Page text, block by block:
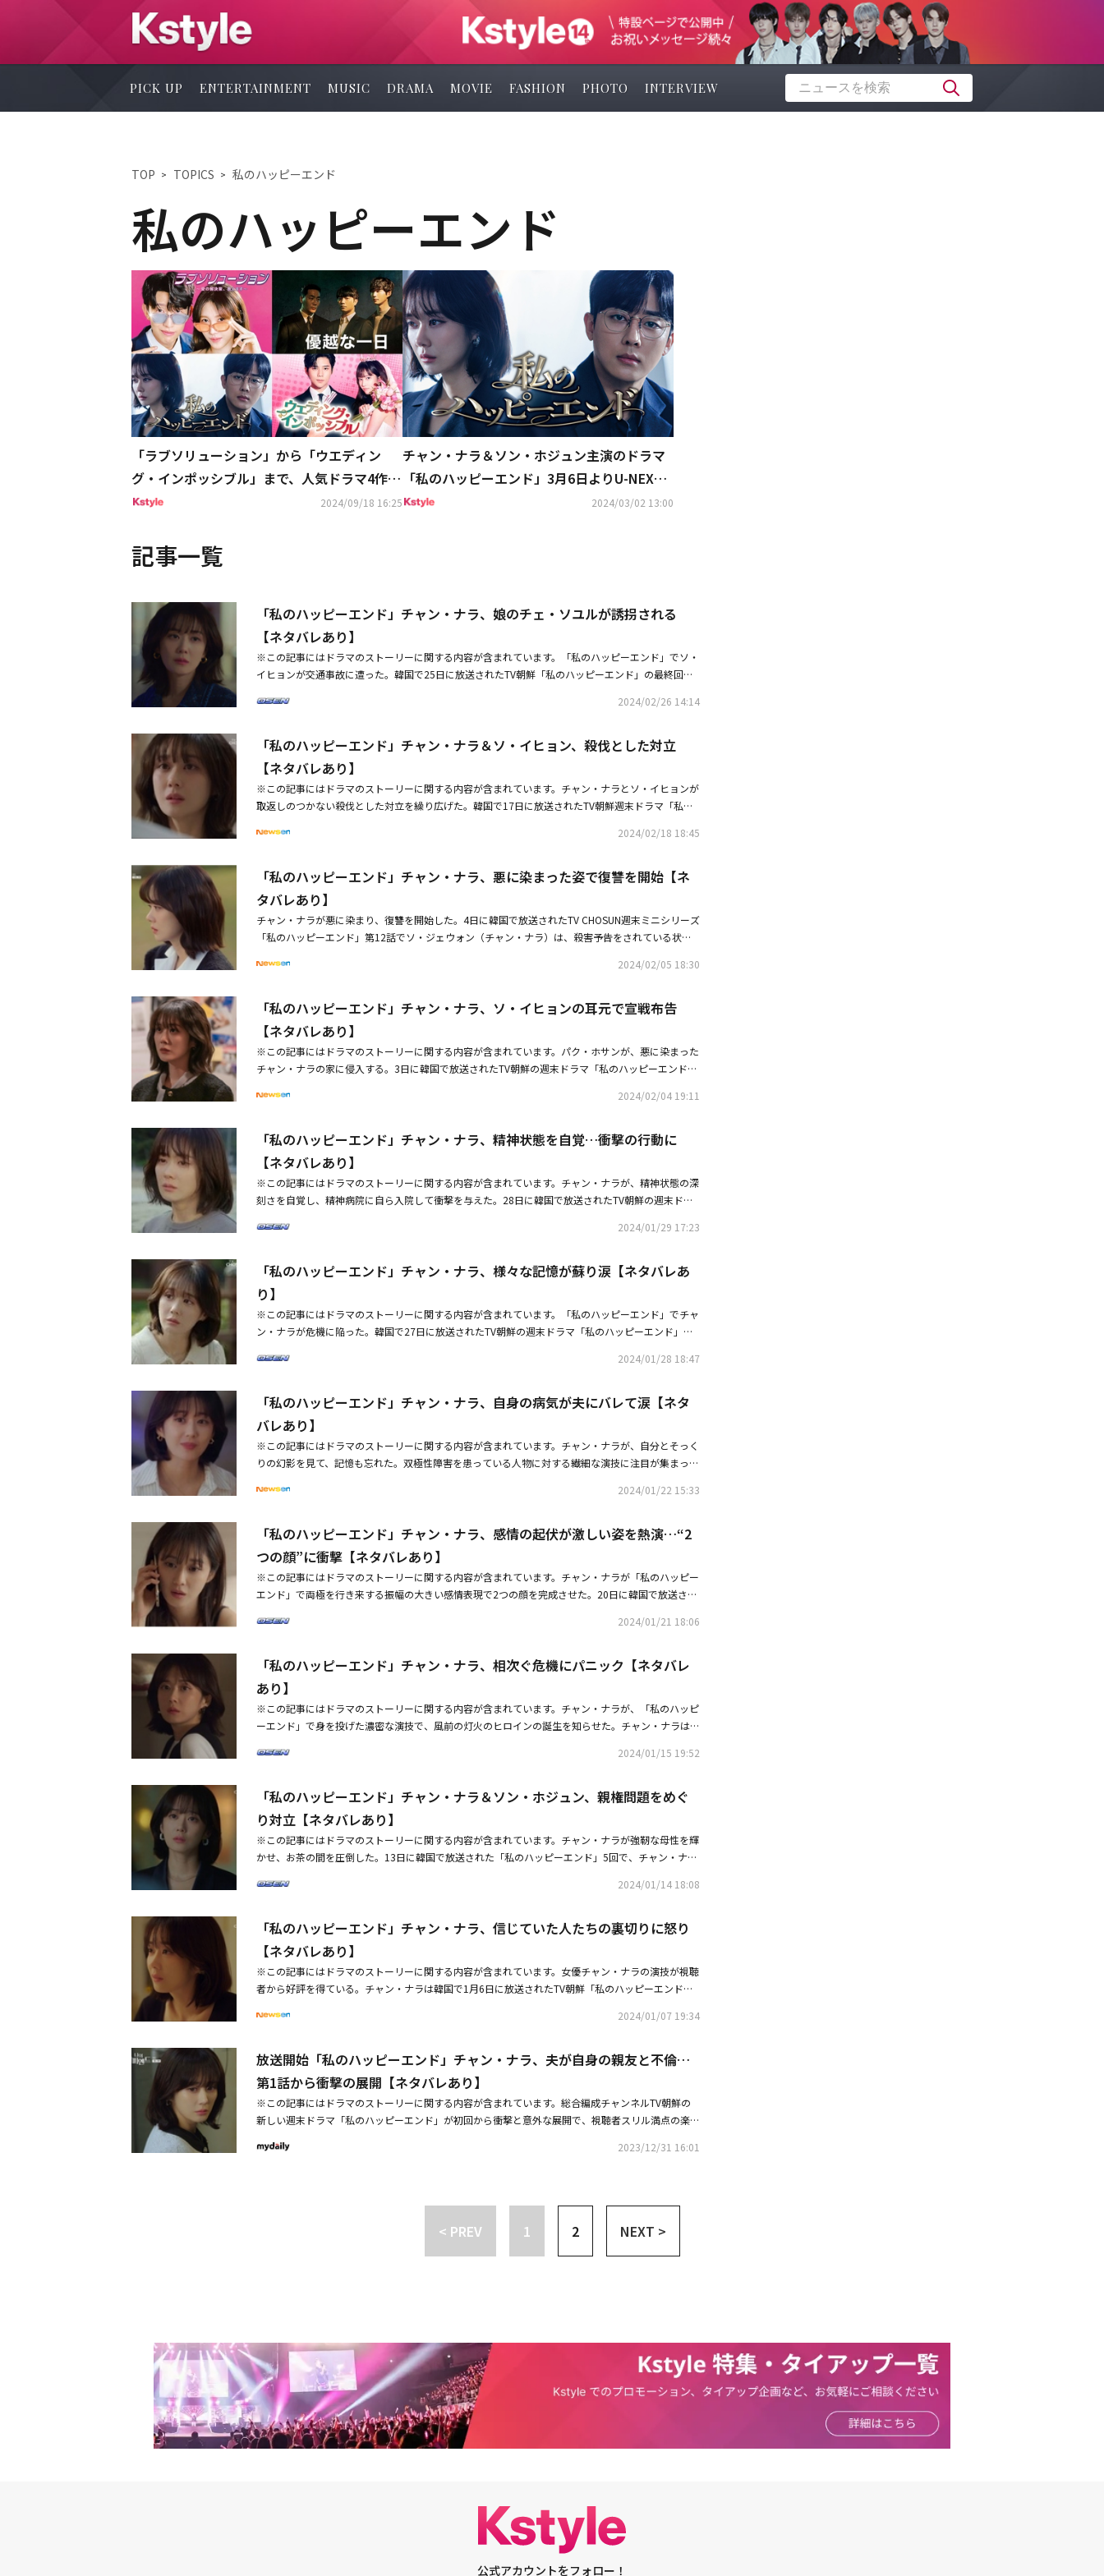
PICK UP ENTERTAINMENT MUSIC DRAMA MOVIE FASHION PHOTO INTERVIEW
TOP TOPICS 私のハッピーエンド
私のハッピーエンド
「ラブソリューション」から「ウエディン
グ・インポッシブル」まで、人気ドラマ4作品
が全国のゲオショップにてDVD先行レンタル
2024/09/18 16:25
チャン・ナラ＆ソン・ホジュン主演のドラマ
「私のハッピーエンド」3月6日よりU-NEXT
オリジナルとして日本初・独占配信2024/03/02 13:00
記事一覧
「私のハッピーエンド」チャン・ナラ、娘のチェ・ソユルが誘拐される
【ネタバレあり】
※この記事にはドラマのストーリーに関する内容が含まれています。「私のハッピーエンド」でソ・
イヒョンが交通事故に遭った。韓国で25日に放送されたTV朝鮮「私のハッピーエンド」の最終回で
ソユル）を拉致するシーンが描かれた。この日、クォン・ユンジンはホ・アリンが入国する時に合わ
いたが、クォン・ユンジンは「あえてそうする必要ある？ お母さんは今すごく忙しいんだって」と
し、「じゃあ、これはどう？ おばさんと楽しく遊んで、後でお母さんをびっくりさせよう」と提案
した。その間、ソ・ジェウォンはユン・テオ（イ・ギテク）に電話し、「クォン・ユンジンがアリン
ちゃんを連れて行った。何をするか分からない」と心配した。ユン・テオは「分かった。オ刑事にも
連絡する。落ち着いて運転に気をつけろ」と言った。オ・スジン（キム・スジン）はクォン・ユンジ
ンを追跡し始め、クォン・ユンジンはホ・アリンを連れてアイスクリーム店に向かった。ホ・アリン
たの」と打ち明けた。ホ・ユンジンは「人生は今日から始まりだと言う」と言い、クォン・ユンジン
は「アリンちゃんにまた会いたくなったらどうしよう」と意味深なことを言った。これに対し、ホ・
アリンは「また会えばいいでしょう」と言い、クォン・ユンジンは「そうだよ。また会えばいい。ア
メリカにいた時、誰に一番会いたかったの？」と聞いた。ホ・アリンは「父」とし「内緒だ。母が寂
くれないのか」と聞いたが、ホ・アリンは「何か理由があるんでしょう」と平然とした態度を見せ
た。ソ・ジェウォンは「アリンちゃんの毛先一本でも触ったらただじゃおかない」と怒り、クォン・
ユンジンは「久しぶりだね、興奮したソ・ジェウォン。アリンちゃんは無事だからあまり興奮する
な」と言った。ソ・ジェウォンは「欲しいものは何？」と聞き、クォン・ユンジンは「欲しいもの？
私、欲しいものなんかない。でも、アリンちゃんは何も知らなかったよ。スンヨンさんについて。知
っておくべきじゃない？ いつまで隠し通せると思う？」と言った。これに対し、ソ・ジェウォンは
た。クォン・ユンジンは「たわごと言わないで家に帰りなさい。アリンちゃんに会いたいんじゃない
リンは「きれいなおばさんがプレゼントも買ってくれて、アイスクリームもおいしかったし、楽しか
った」と言った。この話を聞いたユン・テオもソ・ジェウォンの家に来た。彼は「あなたに言いたい
は「今の私の状態では無理だと思う」とし「かなり前から考えていた。だからユン・テオ。私が今か
らあなたに非常に利己的なお願いをしようと思う」と話した。その後、クォン・ユンジンは突然交通
事故に遭った。彼女は「スンヨンさんも私にとって良いパートナーだったけれど、その前にあなたが
思い出した。1年後、ソ・ジェウォンは自身が担当した仕事を終えた後、代表を退任した。その代わ
りにユン・テオがドレブの新しい代表になった。
2024/02/26 14:14
「私のハッピーエンド」チャン・ナラ＆ソ・イヒョン、殺伐とした対立
【ネタバレあり】
※この記事にはドラマのストーリーに関する内容が含まれています。チャン・ナラとソ・イヒョンが
取返しのつかない殺伐とした対立を繰り広げた。韓国で17日に放送されたTV朝鮮週末ドラマ「私の
5％を記録した。この日の放送では、ソ・ジェウォン（チャン・ナラ）が夫ホ・スンヨン（ソン・ホ
クォン・ユンジン（ソ・イヒョン）が毒気で暴走し、恐ろしさを見せた。拉致されたジェウォンは目
の前に現れたヨンイクを見てすぐに「やっぱりあなただった。クォン・ヨンイク」と怒りをあらわに
したが、ヨンイクは「スンヨンの死は仕方なかったと言えば、信じてくれる？ あれは事故だった」
と言い訳を並べた。スンヨンを殺した犯人がヨンイクであることを確認したジェウォンは「ユンジン
の過ちを隠すために。あなたの出世のためにスンヨンさんを殺したんでしょう」と悲痛な涙を流し、
興奮したヨンイクは「スンヨンはあなたが死なせたんだ」と責任転嫁し、ジェウォンの口に農薬を注
ヨンイクを待って迎えた後、「結局、何もできずに来てしまったんですね？」と責めるように笑い、
その時現れたヨンイクの弁護士は、ユンジンにすべてを相続するという遺言状を渡した。ユンジンは
「当然、私に来るのが順でしょう。使いを果たしたのです」と明るい笑顔を見せ、娘に裏切られたヨ
ンイクは虚しい笑いをあげた。その間、病院で目覚めたジェウォンはテオの拉致と共にヨンイクが自
ボタンにカメラを入れておいたのだ。続いてジェウォンとテオは積極的な捜査意思を表すオ・スジン
疑応答を受けていたところ、委員長から「最近、ソ・ジェウォン事件に対する犯人という話がありま
した」という話を聞くと強く否定したが、ジェウォンが証人として登場し、ヨンイク長官が拉致事件
の犯人と断固に発言し、現場をざわつかせた彼女は、ボタンに仕込んだカメラで撮影したヨンイクの
動画を現場で再生し、ヨンイクは捏造された映像だと抗弁したが、やってきたオ刑事はヨンイクを
ソ・ジェウォンの拉致およびホ・スンヨン殺害嫌疑で緊急逮捕した。しかし、逮捕されたヨンイクは
ンジンのせいかというオ刑事の質問に「全部私がしました」と話しては口を閉ざした。その間、ジェ
会社でユンジンとユンジェが会った場面を思い出した後、ホ・スンヨン殺害現場にユンジンがいたこ
とを推理した。その後、ユンジンが急にジェウォンを訪問し、2人は殺伐とした攻防戦を繰り広げ
と怒りを抑え、一針し、ユンジンは「やはり図々しい。7年前のホテルであの人とあなたを見た瞬間
からこれまで私は一瞬も忘れたことがないのに」と反撃した。ジェウォンは自分の意思ではなかった
と答えたが、ユンジンは「あなたが先に私の大切なものを奪ったから、私も同じことをしただけ」と
「人が死んだの。勝つも負けるも何の意味がある」と泣き叫んだが、ユンジンは「あなたが知ってる
ことがすべてだと思わないで。今回も楽しみにしてて」と行ってしまい、ジェウォンの怒りを誘発し
た。そして放送の終り頃、ジェウォンとテオはペク・スンギュ（オ・ヒョンジュン）をこっそり映し
ておいた安全家屋の前に駆けつけている救急車とパトカーを見て不安に包まれた。テオが入った瞬
た。しかも、その時、血だらけになったユンジンが安全家屋からよろめきながら歩いてくる場面が繰
定した鳥肌のたつ狂気エンディングが盛り込まれ、これからやってくる波乱を予感させた。
2024/02/18 18:45
「私のハッピーエンド」チャン・ナラ、悪に染まった姿で復讐を開始【ネ
タバレあり】
チャン・ナラが悪に染まり、復讐を開始した。4日に韓国で放送されたTV CHOSUN週末ミニシリーズ
「私のハッピーエンド」第12話でソ・ジェウォン（チャン・ナラ）は、殺害予告をされている状況
視線を釘付けにした。作中、ソ・ジェウォンは、クォン・ユンジン（ソ・イヒョン）に対し、夫ホ・
ていると明かし、緊張感を与えた。続いて彼女は、ホ・スニョンの納骨堂に行って「スニョンさん、
罰は全て私が受けるから。あなたはアリンのことを守ってね」と切なく頼んだ。その際、ホ・スニョ
ンの死亡事件の捜査を担当しているオ刑事（キム・スジン）が現れて、ソ・ジェウォンにキム・サン
ボム（ホ・ヒョンギュ）の事故に関して聞くと、ソ・ジェウォンは「因果応報ではないでしょうか」
と聞き返した後、ホ・スニョンの事件に対しては冷たい表情で「取り調べは取調室でした方がいいと
思います」と答え、注目を集めた。その後ソ・ジェウォンは、クォン・ヨンイクの側近であるチョン
ニョンの死亡時刻とクォン・ユンジンのアリバイが一致してないという情報を得た。クォン・ヨンイ
クが動き出したことに気づいたソ・ジェウォンは、すぐにクォン・ヨンイクのところへ向かい、キ
ム・サンボムの事故をそそのかしたのかと探ったり、「私の夫のことも、そんなに急いで殺したんで
すか？ 守るべきものが多いから？」とストレートに挑発した。さらに彼女は「ユンジンは私ほどで
したか？」と、挑発した。その日の夕方、ソ・ジェウォンは自身の家に侵入したナム・テジュをホー
との証拠を渡して欲しいと提案した。しかし、ナム・テジュは突然ソ・ジェウォンの首を締め始め
た。その時現れたユン・テオがナム・テジュを制圧し、ソ・ジェウォンは危機から逃れた。脅迫が続
く状況でもソ・ジェウォンは屈せず、クォン・ヨンイクが顔色を伺っている政界の大物パク議員（イ
ム・ビョンギ）に会ってプレゼントを渡しながら懐柔し、クォン・ヨンイクの悪事に関する書類を渡
し、クォン・ヨンイクを失墜させるために奮闘した。結局、クォン・ヨンイクが運営するイェイン財
はこの機会を逃さず、クォン・ヨンイクに、クォン・ユンジンとクォン・ヨンイクがペク・スンギュ
知っていながらも隠蔽しようとしたと、クォン・ヨンイクを刺激した。それからソ・ジェウォンはク
ォン・ヨンイクに向かって「心を決めてから来てください。長官の席を守るか、あるいは娘を守る
ン・ヨンイクの部下に拉致される姿で、緊張感を高めた。気を失っていたソ・ジェウォンが目を覚ま
した後、目の前にいるクォン・ヨンイクを恐怖に満ちた瞳で見つめるシーンが、次回に対する好奇心
を高めた。
2024/02/05 18:30
「私のハッピーエンド」チャン・ナラ、ソ・イヒョンの耳元で宣戦布告
【ネタバレあり】
※この記事にはドラマのストーリーに関する内容が含まれています。パク・ホサンが、悪に染まった
チャン・ナラの家に侵入する。3日に韓国で放送されたTV朝鮮の週末ドラマ「私のハッピーエンド」
ン・ナラ）が、疑惑を抱くクォン・ユンジン（ソ・イヒョン）とクォン・ヨンイク（キム・ミョン
を忘れるつもりだ。あるひとつのことを忘れないために」と、断固たる態度を示した後、クォン・ユ
ンジンの展示会場を訪れ、彼女を激しく抱きしめながら耳打ちで宣戦布告をし、今後の展開に期待を
高めた。本日（4日）放送される第12話では、チャン・ナラが自分の家に侵入したソ・イヒョンの解
決者パク・ホサン（ナム・テジュ役）と対面する姿が描かれる。
2024/02/04 19:11
「私のハッピーエンド」チャン・ナラ、精神状態を自覚…衝撃の行動に
【ネタバレあり】
※この記事にはドラマのストーリーに関する内容が含まれています。チャン・ナラが、精神状態の深
刻さを自覚し、精神病院に自ら入院して衝撃を与えた。28日に韓国で放送されたTV朝鮮の週末ドラ
を記録した。この日の放送では、ソ・ジェウォン（チャン・ナラ）が夫ホ・スンヨン（ソン・ホジュ
ギョン（イム・ソヌ）が幻覚だったことを自覚し、驚愕する姿が描かれた。まず、ソ・ジェウォンは
霊安室でホ・スンヨンの遺体を確認した後、信じがたい夫の死に絶叫して泣き崩れる。警察の調査を
受けていたソ・ジェウォンは、毒死したホ・スンヨンの死因に関連し、先日購入した農薬のことを追
及されると、ホ・スンヨンに復讐するために購入した農薬の存在を思い出す。尋問していたイ刑事
（チョン・ジヌ）は、農薬の店を経営するソ・チャンソク（キム・ホンパ）の知人からソ・ジェウォ
ンが農薬を購入したという陳述を確保したとし、農薬購入の理由を問い詰め、ソ・ジェウォンの母親
問し、やりきれない気持ちで涙を流した。続く調査で独り言を言いながら不安そうな様子で担当弁護
士（ハ・ドグォン）とイ刑事を驚かせたソ・ジェウォンは、クォン・ユンジン（ソ・イヒョン）に面
会を要請し、クォン・ユンジンが目の前に座っているにもかかわらず、一人で壁に向かって話しか
け、不思議がられた。しかし、ソ・ジェウォンはクォン・ユンジンが出ていこうとした瞬間、手のひ
そばにはいつもあなたがいたのに。私のものを欲しがって奪おうと、私と私の家族のそばをうろうろ
しょ？」とストレートに言い、「私、記憶が戻ってきたから」とし、ソ・ジェウォンが記憶を忘れて
いると思っていたクォン・ユンジンの意表を突いた。これにクォン・ユンジンが「じゃあ、あなたも
知っているわね。スンヨンさんと私がお互いに愛し合っていたことを」と意気揚々と言うと、怒った
ソ・ジェウォンがビンタをしたが、むしろクォン・ユンジンは余裕ありげな笑顔を浮かべた。結局、
ソ・ジェウォンは証拠不十分で拘置所から出てきたが、待っていた記者たちからのフラッシュや質問
を車に乗せた。ソ・ジェウォンは娘のアリンに会いにユン・テオの車でソ・チャンソクの家に向かう
たソ・ジェウォンは、遊園地での幸せな会話、最後に見た彼の笑顔まで思い出し、ソ・ジェウォンは
自分の胸を叩き、「私が殺した。スンヨンさんを私が殺しちゃった」と絶叫した。翌日、ソ・ジェウ
向かった。海を眺めていた彼女は、子供の頃、母親がイチゴミルクに睡眠薬を入れることを目撃しな
がらも、そのミルクを飲んだ後、母親の腕に抱かれて海に引きずり込まれた瞬間を思い出し、苦しそ
うに涙を流した。そして「お母さん、これが本当にハッピーエンドなの？」と質問を投げかけた彼女
経営は危機を迎え、クォン・ヨンイク（キム・ミョンス）をはじめとする役員たちはソ・ジェウォン
を解任させるために株主総会を開いた。株主総会当日、「ドレブ」の株主として来たクォン・ユンジ
ンと遭遇したユン・テオは、「愛した男性を殺して、友人に濡れ衣を着せて、会社まで奪えて、嬉し
いんですか？」と一喝した。するとクォン・ユンジンは「とても嬉しいわ。『ドレブ』からソ・ジェ
なったのは、ソ・ジェウォンのせいではなく、あなた自身のせいだ」と言ったが、クォン・ユンジン
のそばにいたのは私だ」と悔しさをあらわにした。株主総会のことで不安になったソ・ジェウォン
疑問を投げかけた。同時にユン・テオはチョ・スギョンのもとを訪ね、ソ・ジェウォンから頼まれた
とし「代表の主治医で友人だと聞いた」と言ったが、チョ・スギョンは「ソ・ジェウォンさんとは個
人的な付き合いはない。会ったこともない」と衝撃を与えた。ユン・テオの話を聞いたソ・ジェウォ
ンは混乱し、チョ・スギョンに相談した数多くの時間を思い返した。すると彼女のそばにいたチョ・
た様子で「私はお母さんとは違う。絶対にこのままでは終わらせないから」と決意を表して自ら精神
病棟に入院し、今後のソ・ジェウォンの行方に注目が集まった。
2024/01/29 17:23
「私のハッピーエンド」チャン・ナラ、様々な記憶が蘇り涙【ネタバレあ
り】
※この記事にはドラマのストーリーに関する内容が含まれています。「私のハッピーエンド」でチャ
ン・ナラが危機に陥った。韓国で27日に放送されたTV朝鮮の週末ドラマ「私のハッピーエンド」第9
の日の放送ではソ・ジェウォン（チャン・ナラ）が徐々に戻った記憶で全ての真実を知った中、家族
ェウォンはクォン・ユンジン（ソ・イヒョン）がホ・スンヨンとユン・テオ（イ・ギテク）まで呼ん
だ夕食の席で妙な緊張感を感知し、「今、私に何か隠しているでしょう？」と質問した。するとクォ
ン・ユンジンは「あなたがデマだと信じたい2人の離婚？ それともホ・スンヨン教授のデザイン流出
事件？」と意味深に微笑んだ。それからオフィスに行ったソ・ジェウォンは、ネットで記事を検索し
ても全く思い出せず、チョ・スギョン（イム・ソヌ）から聞いた、自分のことをまるで他人のように
感じる症状を思い浮かべた。消された記憶が知りたいのかというチョ・スギョンの質問にソ・ジェウ
なった。結局ソ・ジェウォンは決心したように手帳を調べてナム・テジュ（パク・ホサン）の名刺を
発見し、会いたいと言った。ナム・テジュはソ・ジェウォンが初めて会う人のように接してきたり、
ソ・ジェウォン自身がホ・スンヨンのデザインが流出により追い立てた理由についても何も知らない
ような顔をして質問をすると当惑した。特にソ・ジェウォンはナム・テジュが送った映像と通話の録
か」と呟き、見る人を切なくさせた。帰宅したソ・ジェウォンは、ホ・スンヨンに離婚の記事と自身
に、どう考えても他人みたい。自分が怖い」と苦しみ、離婚しようとしたのは自分のせいだったのか
と聞いた。しかし「ただ僕はみんなを守りたかった」と真心を伝えるホ・スンヨンにソ・ジェウォン
は「これ以上聞かない。私だけが努力しているわけではないから。あなたもあまり無理しないで」と
ホ・スンヨンを慰めた。その後、ホ・スンヨンは娘のホ・アリン（チェ・ソユル）と一緒にソ・ジェ
ウォンの会社をサプライズ訪問し、3人は仲良く夕食を取りながら幸せな時間を満喫した。ホ・スン
まま戻らないでほしいって」と話した。ソ・ジェウォンは涙を流し、自身を慰めるホ・スニョンに
しその後、ホ・スンヨンはクォン・ユンジンの元彼キム・サンボム（ホ・ヒョンギュ）とホ・アリン
の遺伝子検査で親子関係が成立するという結果が出ると、茫然とした。怒りが湧いたホ・スンヨン
だ！」と激怒した。メチャクチャになって帰宅したホ・スンヨンは、ソ・ジェウォンにデートを提案
した。和気藹々とした雰囲気の中でソ・ジェウォンはホ・スンヨンに「ソ・ジェウォンの夫やアリン
の父として生きてもらって、本当にごめん」と誤った。ホ・スンヨンは「僕には仕事より、あなたと
を思い浮かべたソ・ジェウォンが「私が知ったら、アリンのことを失うの？」と混乱すると、ホ・ス
ンヨンは「今回だけは僕の選択を信じてほしい」とソ・ジェウォンを安心させた。翌日、ホ・スンヨ
ンは出勤しようとするソ・ジェウォンに「全部うまくいくから、楽な気持ちでいってらっしゃい」と
普段とは違う様子で見送り、振り返るソ・ジェウォンには明るい笑顔を見せて妙な感情を抱かせた。
なぜそんなことができるのかと責めると、クォン・ユンジンは冷たい表情で「その日、そのことで全
めていたホ・スンヨンはいきなり跪き、「ごめん。僕が間違っていた。僕が家族を守れるように一度
になれないなら、誰のものにもなってはいけない」と言い放った。一方、ソ・ジェウォンは会社では
なく、自身が墜落した橋に向かい、頭に浮かんでくるたくさんの記憶に混乱した。溺れた瞬間から
ホ・スンヨンとクォン・ユンジンの不倫の映像、娘の遺伝子検査の紙を確認した瞬間まで、全ての記
憶が戻ると、苦しそうに号泣した。その後、最後のシーンでは、目を覚ましたソ・ジェウォンが玄関
2024/01/28 18:47
「私のハッピーエンド」チャン・ナラ、自身の病気が夫にバレて涙【ネタ
バレあり】
※この記事にはドラマのストーリーに関する内容が含まれています。チャン・ナラが、自分とそっく
りの幻影を見て、記憶も忘れた。双極性障害を患っている人物に対する繊細な演技に注目が集まっ
ソ・ジェウォン役を演じ、繊細な心理描写を表現して好評を得ている。特に、21日に韓国で放送さ
去の経験や情報を突然思い出せない精神的な疾患）まで、精神的な問題を持つ人の面々を細かく描
き、没入感を高めた。まず、チャン・ナラは自分とそっくりのジェウォンの幻影を見て、幻影から
「終わりじゃない。新たな始まりだ。知ってるでしょう？ 今回が初めてじゃないから」という意味
深な言葉を聞いて、焦点のない目で遠くを見つめ、ジェウォンのミステリアスな雰囲気を増幅させ
た。翌日、ジェウォンは夫のホ・スンヨン（ソン・ホジュン）と友人のクォン・ユンジン（ソ・イヒ
ョン）の不倫を忘れて、2人に親しげに接し、スンヨンとユンジンはジェウォンの変わった姿を見て
ことがバレて、「私の心の重荷を一生背負わされるのが怖かった」と明かし、涙を流しながら体を震
わせ、隠したかった秘密がバレたジェウォンの心理を細かく表現した。ジェウォンはユンジンに、ス
ンヨンが自分の病気を知ったと話し、ユンジンから「あなたの夫もあなたに言えない秘密があるかも
しれない」という意味深なアドバイスを聞き、困惑を隠せなかった。家に戻ってきたジェウォンは、
た後、ネットで自分の離婚について検索した。そしてユンジンに会い、自分の離婚記事を見たと打ち
た中学校に一緒に行って、ふと嫌な過去を思い出して既視感を覚えた。それでもジェウォンはユンジ
ンへの感謝の気持ちを伝えて、ユンジンの夢である作家になれるように支援するという意志を示し
た。しかし、ユンジンに「ソ・ジェウォンになるのが夢だ」と言われ、ジェウォンは理解できないと
いう表情で彼女を見つめた。最後にジェウォンは、ユンジンがスンヨンとユン・テオ（イ・ギテク）
の前で、「ユン・テオはあなたのことが好きなのに知らなかったの？」という奇妙な話をする状況で
に似るらしいけど、アリンはお父さんに似ていないみたい」という驚きの発言をすると、ジェウォン
る好奇心を刺激した。チャン・ナラは、時には焦点のない目で、時には震える声でジェウォンの不安
定な心理状態を鋭く描き、多層的な熱演を披露した。特にジェウォンは、夫に双極性障害があること
現し、視聴者の心を掴んだ。
2024/01/22 15:33
「私のハッピーエンド」チャン・ナラ、感情の起伏が激しい姿を熱演…“2
つの顔”に衝撃【ネタバレあり】
※この記事にはドラマのストーリーに関する内容が含まれています。チャン・ナラが「私のハッピー
エンド」で両極を行き来する振幅の大きい感情表現で2つの顔を完成させた。20日に韓国で放送され
ホ・アリン（チェ・ソユル）が夫ホ・スンヨン（ソン・ホジュン）の子ではないという衝撃的な真実
起こした。まず、チャン・ナラは自身の娘がスンヨンの子ではないということに大きな衝撃を受けた
ジェウォンの混乱した心理をリアルに描いた。ジェウォンは「僕は君がこの世で一番苦しんでほし
い」というスンヨンの話を思い出しながら、7年前に事件が発生した日を振り返ったが、きちんと思
い出せない自分に苦しんだ。続いてジェウォンはスンヨンに最初のイベントの時にフィルムが切れた
ことを言い出しながら「本当に知らなかった。全く想像できなかった。あなたの子じゃないというの
は」と控え目に告白した。スンヨンが怒るとジェウォンは涙ぐみながら「ごめんね、本当にごめん」
ェウォンはスンヨンに離婚を提案した後、継父であるソ・チャンソク（キム・ホンパ）に会ってスン
ヨンと離婚しそうだと打ち明けた。チャンソクが「悪いことは考えないでほしい」と慰めると、ジェ
ウォンは「私は母とは違う」と答えた後チャンソクに、大変だったのに最後まで母のもとを離れなか
った理由を聞いた。そして自身のせいで離れなかったというチャンソクの答えに心を打たれたジェウ
ンの姿を思い出した後、号泣しながら悔恨を示した。結局、ジェウォンはスンヨンの前で跪き「アリ
うまく育ててほしい」とお願いしながら母性愛を表現した。ところがジェウォンは翌日から嬉しそう
な表情で日常生活を続け、疑問を抱かせた。今までのことは全部忘れて、笑顔でスンヨンとアリンに
接したのだ。鏡の前に立っていたジェウォンが顔に片手を当てたまま微笑んだ後、すぐに顔から手を
外して不慣れな眼差しで鏡を見つめる姿が流れ、ジェウォンにどのような変化があったのか好奇心を
高めた。チャン・ナラは「私のハッピーエンド」で隠されていた真実を知って衝撃を受ける姿から、
しながら代替できない演技力を証明した。「私のハッピーエンド」は韓国で毎週土、日曜日の午後9
2024/01/21 18:06
「私のハッピーエンド」チャン・ナラ、相次ぐ危機にパニック【ネタバレ
あり】
※この記事にはドラマのストーリーに関する内容が含まれています。チャン・ナラが、「私のハッピ
ーエンド」で身を投げた濃密な演技で、風前の灯火のヒロインの誕生を知らせた。チャン・ナラはT
を務めている。彼女は「ドレブ」を成功させる上で最も大きな力になったと信じていた人々の裏を見
放送された第6話で、ソ・ジェウォンは「ドレブ」のデザインを盗用したという理由で警察に告発さ
れたホ・スンヨン（ソン・ホジュン）に「方法がなかったの。あなたが拘束されたら、裁判官も考え
が変わるんでしょう」と冷たく言い、どうにかして監護権を確保したいジェウォンの切ない気持ちを
表した。しかし、その事件がニュースになると、ジェウォンはスンヨンが自分に言った「僕にそんな
ことを言う資格があると思うか？」という言葉を思い出して、混乱を感じた。また、ナム・テジュ
（パク・ホサン）が頼んでもいないチェ記者（イ・ドンジン）の話を持ち出し、実はソ・チャンソク
し、恐怖に怯えた。そしてジェウォンは、配偶者が精神病歴などを隠していた場合、離婚の事由にな
る可能性があるという弁護士の言葉に、家に駆けつけていって、金庫の中にあった薬を慌ててカバン
の中に入れた。また、スンヨンがアリン（チェ・ソンユル）は自分と一緒にいるべきだと主張する
と、ジェウォンはイライラしながら「お願いだから説明だけでもしてほしい。何があなたをこんなふ
獄で生きる気分をぜひ感じてほしい」と衝撃的な発言をし、ジェウォンは決意したようにテジュに彼
人前に立てて非難の世論を作れという弁護士のアドバイスに従い、クォン・ユンジン（ソ・イヒョ
ン）を会社に呼んで作家契約を提案し、毒舌を吐いた。その後、「イェイン財団後援の夜」に出席し
たジェウォンは、突然にして現れたテジュからスンヨンの通話記録と金融取引履歴を受け取り、ユ
ン・テオ（イ・ギテク）がスンヨンをデザイン盗用犯にする証拠を確保したという話に驚いた。そし
てステージに上がったジェウォンは、自分の前に座っていたユンジンと2階にいたスンヨンを発見
し、記者たちに向かって「本当に真実を知りたいんですか？」と話した。しかし、その瞬間、知らな
い番号から自分に関する写真と隠した薬、現在の写真が入ったメッセージが次々と届き、ショックを
も「ドリムバイオ」があることを発見して電話をかけた。その業者が親子鑑定業者であることを聞い
てショックを受けたジェウォンは、結果書が郵送されると聞いてすぐに家に向かい、家の中を探しま
た。チャン・ナラは、1話の中で決意と挫折感という極端な感情を繊細に描き、監護権確保のために
2024/01/15 19:52
「私のハッピーエンド」チャン・ナラ＆ソン・ホジュン、親権問題をめぐ
り対立【ネタバレあり】
※この記事にはドラマのストーリーに関する内容が含まれています。チャン・ナラが強靭な母性を輝
かせ、お茶の間を圧倒した。13日に韓国で放送された「私のハッピーエンド」5回で、チャン・ナラ
生きと描き、没入感を高めた。まず、チャン・ナラはクォン・ユンジン（ソ・イヒョン）との関係を
するソ・ジェウォンの動揺をリアルに描いた。ソ・ジェウォンは、ホ・シュンヨンがクォン・ユンジ
ンとの不倫と、ハ・チヨンになりすましたことを素直に認めたとき、「やめて！ あなたはもともと
こんなに残酷な人だったの？ 一体どうして私にこんなことをするの？」と興奮し、「私が何を間違
えたの？ 家族のために死ぬほど働いただけなのに、どうして私にこんなことをするの？」と言っ
た。さらに、ソ・ジェウォンは、ホ・スンヨンが何もいらないから離婚しようという言葉に泣いた
が、その中で「アリン（チェ・ソンユル）は死んでも渡さない」と断固たる発言をし、並々ならぬ母
うしてあなたは私にこんなことができるの！」と激烈な怒りを吐き出し、ソ・ジェウォンの不安定な
精神状態を表現した。また、ソ・ジェウォンは弁護士から離婚は有利だが、親権は有責配偶者が持つ
ことができると言われ、ホ・スンヨンの有責の証拠を探すために書斎を探し、ホ・スンヨンのメール
からホ・スンヨンとクォン・ユンジンの秘密の動画を発見し、ショックに陥った。その後、チャン・
てて農薬を捨てる姿を生き生きと演じた。翌日、ソ・ジェウォンはホ・アリンと継父のソ・チャンソ
ン・ユンジン（ソ・イヒョン）がホ・スンヨンと結婚を約束した仲であり、今後、ハ・ジュンヨンの
代わりになるんだろうという話を聞き、裏切られた気分に襲われた。結局、ソ・ジェウォンは決心し
2024/01/14 18:08
「私のハッピーエンド」チャン・ナラ、信じていた人たちの裏切りに怒り
【ネタバレあり】
※この記事にはドラマのストーリーに関する内容が含まれています。女優チャン・ナラの演技が視聴
者から好評を得ている。チャン・ナラは韓国で1月6日に放送されたTV朝鮮「私のハッピーエンド」
ウォンとして様々な感情を表現した。この日の放送でチャン・ナラは夫、友達、同僚、継父など、信
会っている姿を見た後、絶叫をあげ、ソ・ジェウォンのメンタルをそのまま表現した。そして何事も
なかったかのように自分に接するホ・スンヨン（ソン・ホジュン）に対する怒りを主治医のチョ・ス
ギョン（イム・ソヌ）に打ち明け、「踏みにじってやりたい。2人とも殺してやりたい」と怒りで震
えた。その後彼女はホ・スンヨンには落ち着いた重みのあるトーンで鋭い警告を、自分を皮肉ったク
ォン・ユンジン（ソ・イヒョン）には軽蔑の眼差しを向けて毒舌を吐き、緊張感を高めた。チャン・
ナラはナム・テジュ（パク・ホサン）から、母が農薬を飲んで救急室に運ばれたのが3回ではなく、
によって命は助かったが、ユン・テオさえ信じられない状況に座り込んで涙を流した。チャン・ナラ
ンの心境をリアルに表現した。
2024/01/07 19:34
放送開始「私のハッピーエンド」チャン・ナラ、夫が自身の親友と不倫…
第1話から衝撃の展開【ネタバレあり】
※この記事にはドラマのストーリーに関する内容が含まれています。総合編成チャンネルTV朝鮮の
新しい週末ドラマ「私のハッピーエンド」が初回から衝撃と意外な展開で、視聴者スリル満点の楽し
ド「ドレブ」の代表であるソ・ジェウォン（チャン・ナラ）が、自身を支えてくれたなってくれた夫
衝撃と混乱に苦しむ姿が盛り込まれた。第1話の視聴率はニールセン・コリア基準で全国視聴率2.
てくるストーカーから逃げ出し、結局首を絞められる絶体絶命の状況が視線をとらえた。ソ・ジェウ
ォンは売れっ子家具会社「ドレブ」代表として勢いよく成功街道を走ると同時に、夫のホ・スンヨン
最も大切な人々を疑う様になった。突然、ソ・ジェウォンを訪ねてきた保険調査官のナム・テジュ
（パク・ホサン）は、亡くなったソ・ジェウォンの母親が入っていた保険金5億ウォン（約5,000万
円）を継父ソ・チャンソク（キム・ホンパ）が受け取ったという話に続き、多発性臓器不全で死去し
た母親が死ぬ前にも農薬を3回も飲んでおり、その度にソ・ジェウォンを驚かせた。また、ソ・ジェ
ウォンは事務室で見つけた駐車料金の領収書から車を追跡しに出かけたが、車のトランクで自分を攻
撃したストーカーが着ていた骸骨柄のTシャツを発見し、犯人の車だと確信した。続けて、密かに隠
れて見守っていたソ・ジェウォンが、その車に乗った人物がユン・テオだということを確認し、驚い
し、顔は同じだがカラフルなスーツと靴、眼鏡もかけていない全く違う姿をした夫のホ・スンヨンが
親友のクォン・ユンジンと腕を組んで歩いている姿を目撃した。混乱した状況で不安を感じていた
ソ・ジェウォンは、再びストーカーに追撃され、結局首を絞められた後、川に落ちてしまった。警察
に救助され応急室に運ばれてきたソ・ジェウォンは、夫のホ・スンヨンと同僚のユン・テオ、継父の
2023/12/31 16:01
< PREV 1 2 NEXT >
公式アカウントをフォロー！